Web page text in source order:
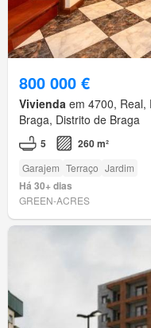
800 000 €
Vivienda em 4700, Real,
Braga, Distrito de Braga
5 260 m²
Garajem Terraço Jardim
Há 30+ dias
GREEN-ACRES